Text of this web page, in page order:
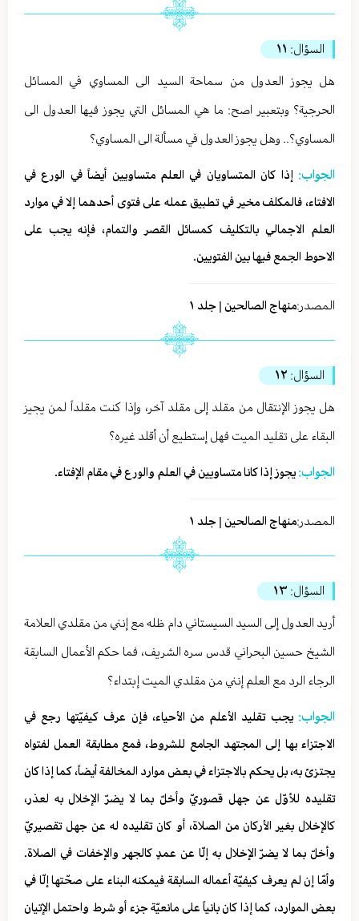
السؤال: ١١
هل يجوز العدول من سماحة السيد الى المساوي في المسائل
الحرجية؟ وبتعبير اصح: ما هي المسائل التي يجوز فيها العدول الى
المساوي؟.. وهل يجوز العدول في مسألة الى المساوي؟
الجواب: إذا كان المتساويان في العلم متساويين أيضاً في الورع في
الافتاء، فالمكلف مخير في تطبيق عمله على فتوى أحدهما إلا في موارد
العلم الاجمالي بالتكليف كمسائل القصر والتمام، فإنه يجب على
الاحوط الجمع فيها بين الفتويين.
المصدر:منهاج الصالحين | جلد ١
السؤال: ١٢
هل يجوز الإنتقال من مقلد إلى مقلد آخر، وإذا كنت مقلداً لمن يجيز
البقاء على تقليد الميت فهل إستطيع أن أقلد غيره؟
الجواب: يجوز إذا كانا متساويين في العلم والورع في مقام الإفتاء.
المصدر:منهاج الصالحين | جلد ١
السؤال: ١٣
أريد العدول إلى السيد السيستاني دام ظله مع إنني من مقلدي العلامة
الشيخ حسين البحراني قدس سره الشريف، فما حكم الأعمال السابقة
الرجاء الرد مع العلم إنني من مقلدي الميت إبتداء؟
الجواب:يجب تقليد الأعلم من الأحياء، فإن عرف كيفيّتها رجع في
الاجتزاء بها إلى المجتهد الجامع للشروط، فمع مطابقة العمل لفتواه
يجتزئ به، بل يحكم بالاجتزاء في بعض موارد المخالفة أيضاً، كما إذا كان
تقليده للأوّل عن جهل قصوريّ وأخلّ بما لا يضرّ الإخلال به لعذر،
كالإخلال بغير الأركان من الصلاة، أو كان تقليده له عن جهل تقصيريّ
وأخلّ بما لا يضرّ الإخلال به إلّا عن عمدٍ كالجهر والإخفات في الصلاة.
وأمّا إن لم‏ يعرف كيفيّة أعماله السابقة فيمكنه البناء على صحّتها إلّا في
بعض الموارد، كما إذا كان بانياً على مانعيّة جزء أو شرط واحتمل الإتيان